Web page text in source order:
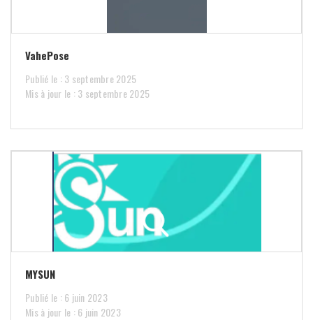
VahePose
Publié le : 3 septembre 2025
Mis à jour le : 3 septembre 2025
MYSUN
Publié le : 6 juin 2023
Mis à jour le : 6 juin 2023